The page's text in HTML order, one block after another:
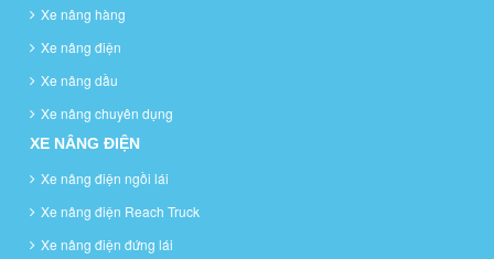
Xe nâng hàng
Xe nâng điện
Xe nâng dầu
Xe nâng chuyên dụng
XE NÂNG ĐIỆN
Xe nâng điện ngồi lái
Xe nâng điện Reach Truck
Xe nâng điện đứng lái